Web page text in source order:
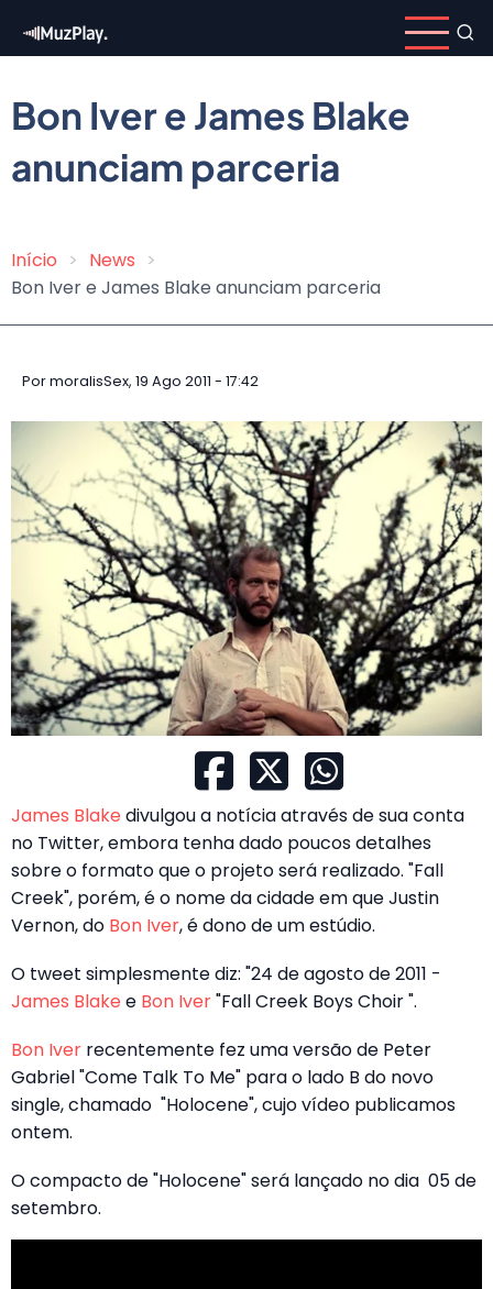
para
conteúdo
principal
Bon Iver e James Blake
anunciam parceria
Trilha
Início
News
Bon Iver e James Blake anunciam parceria
PormoralisSex, 19 Ago 2011 - 17:42
James Blake divulgou a notícia através de sua conta
no Twitter, embora tenha dado poucos detalhes
sobre o formato que o projeto será realizado. "Fall
Creek", porém, é o nome da cidade em que Justin
Vernon, do Bon Iver, é dono de um estúdio.
O tweet simplesmente diz: "24 de agosto de 2011 -
James Blake e Bon Iver"Fall Creek Boys Choir ".
Bon Iver recentemente fez uma versão de Peter
Gabriel "Come Talk To Me" para o lado B do novo
single, chamado "Holocene", cujo vídeo publicamos
ontem.
O compacto de "Holocene" será lançado no dia 05 de
setembro.